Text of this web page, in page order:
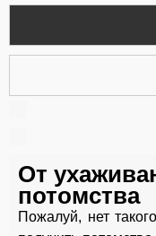
От
потомства
Пожалуй, нет